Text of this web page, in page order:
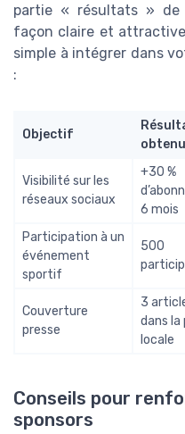
partie « résultats » de
façon claire et
simple à intégrer dans
:
Objectif
obtenu
Visibilité sur les
réseaux sociaux
+30 %
6 mois
Participation à un
événement
sportif
500
Couverture
presse
3
dans la
locale
Conseils pour
sponsors